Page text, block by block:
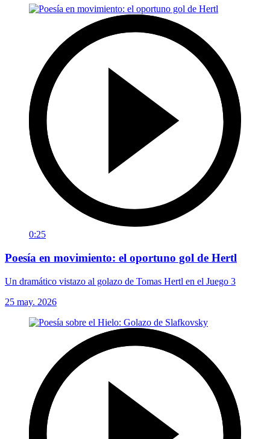
0:25
Poesía en movimiento: el oportuno gol de Hertl
Un dramático vistazo al golazo de Tomas Hertl en el Juego 3
25 may. 2026